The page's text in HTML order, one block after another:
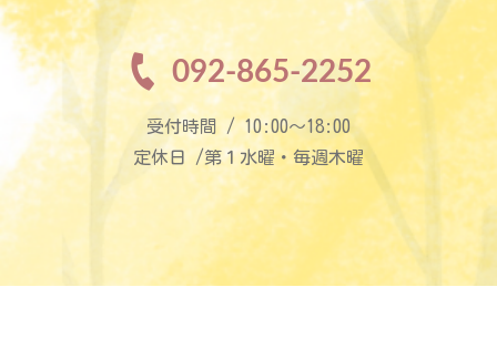
092-865-2252
受付時間 / 10:00〜18:00
定休日 /第１水曜・毎週木曜